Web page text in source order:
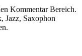
Kommentar Bereich.
Jazz, Saxophon